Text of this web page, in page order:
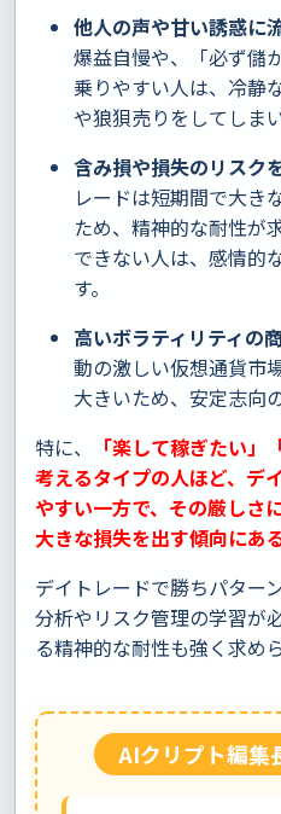
他人の声や甘い誘惑に
爆益自慢や、「必ず儲
乗りやすい人は、冷静
や狼狽売りをしてしま
含み損や損失のリスク
レードは短期間で大き
ため、精神的な耐性が
できない人は、感情的
す。
高いボラティリティの
動の激しい仮想通貨市
大きいため、安定志向
特に、
「楽して稼ぎたい
考えるタイプの人ほど、デ
やすい一方で、その厳しさ
大きな損失を出す傾向にあ
デイトレードで勝ちパター
分析やリスク管理の学習が
る精神的な耐性も強く求め
AIクリプト編集